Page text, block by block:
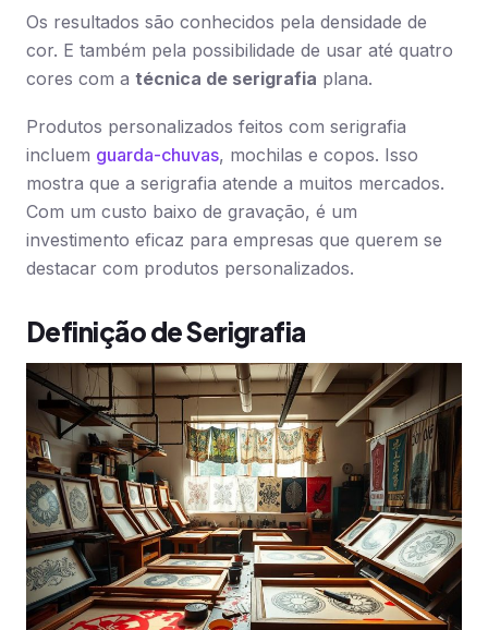
Os resultados são conhecidos pela densidade de
cor. E também pela possibilidade de usar até quatro
cores com a técnica de serigrafia plana.
Produtos personalizados feitos com serigrafia
incluem guarda-chuvas, mochilas e copos. Isso
mostra que a serigrafia atende a muitos mercados.
Com um custo baixo de gravação, é um
investimento eficaz para empresas que querem se
destacar com produtos personalizados.
Definição de Serigrafia